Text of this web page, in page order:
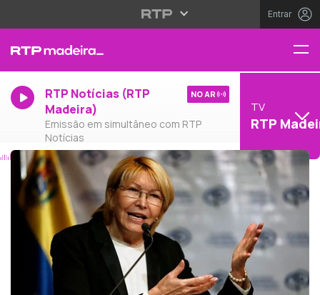
Entrar
RTP Notícias (RTP
Madeira)
Emissão em simultâneo com RTP
Notícias
NO AR
TV
RTP